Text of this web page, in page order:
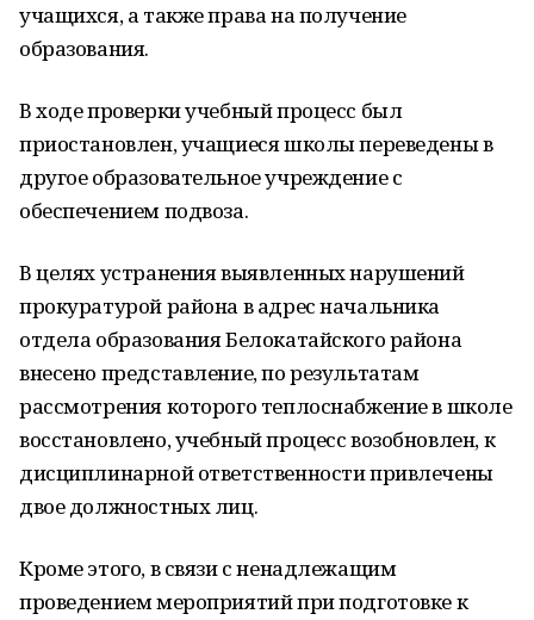
учащихся, а также права на получение
образования.
В ходе проверки учебный процесс был
приостановлен, учащиеся школы переведены в
другое образовательное учреждение с
обеспечением подвоза.
В целях устранения выявленных нарушений
прокуратурой района в адрес начальника
отдела образования Белокатайского района
внесено представление, по результатам
рассмотрения которого теплоснабжение в школе
восстановлено, учебный процесс возобновлен, к
дисциплинарной ответственности привлечены
двое должностных лиц.
Кроме этого, в связи с ненадлежащим
проведением мероприятий при подготовке к